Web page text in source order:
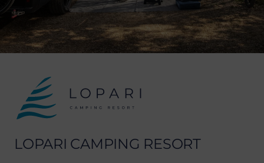
LOPARI CAMPING RESORT